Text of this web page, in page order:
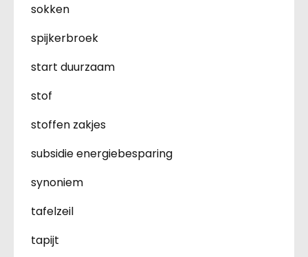
sokken
spijkerbroek
start duurzaam
stof
stoffen zakjes
subsidie energiebesparing
synoniem
tafelzeil
tapijt